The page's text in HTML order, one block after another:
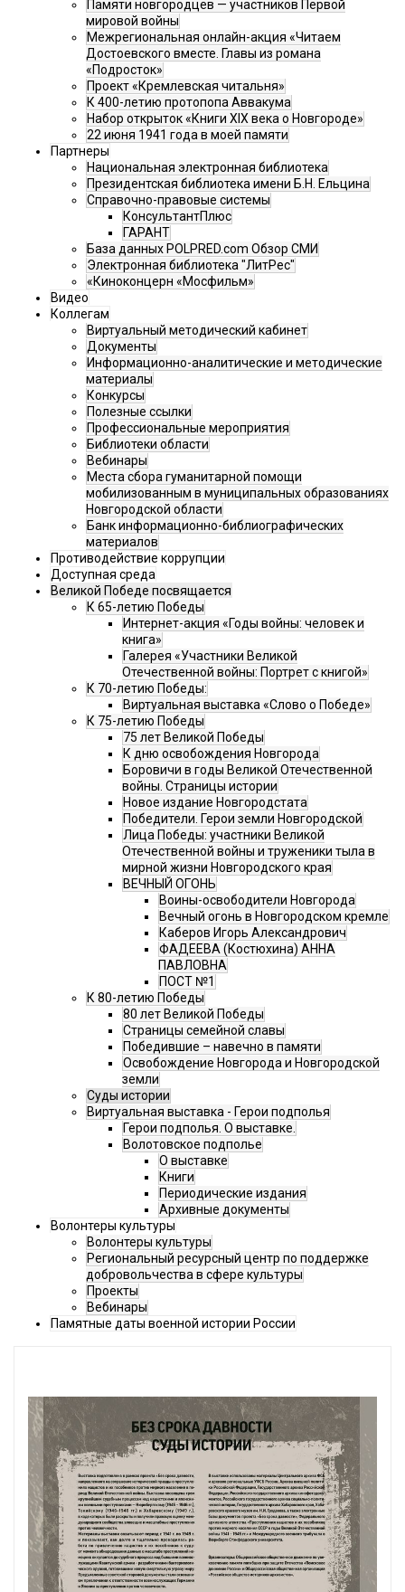
Памяти новгородцев — участников Первой
мировой войны
Межрегиональная онлайн-акция «Читаем
Достоевского вместе. Главы из романа
«Подросток»
Проект «Кремлевская читальня»
К 400-летию протопопа Аввакума
Набор открыток «Книги XIX века о Новгороде»
22 июня 1941 года в моей памяти
Партнеры
Национальная электронная библиотека
Президентская библиотека имени Б.Н. Ельцина
Справочно-правовые системы
КонсультантПлюс
ГАРАНТ
База данных POLPRED.com Обзор СМИ
Электронная библиотека "ЛитРес"
«Киноконцерн «Мосфильм»
Видео
Коллегам
Виртуальный методический кабинет
Документы
Информационно-аналитические и методические
материалы
Конкурсы
Полезные ссылки
Профессиональные мероприятия
Библиотеки области
Вебинары
Места сбора гуманитарной помощи
мобилизованным в муниципальных образованиях
Новгородской области
Банк информационно-библиографических
материалов
Противодействие коррупции
Доступная среда
Великой Победе посвящается
К 65-летию Победы
Интернет-акция «Годы войны: человек и
книга»
Галерея «Участники Великой
Отечественной войны: Портрет с книгой»
К 70-летию Победы:
Виртуальная выставка «Слово о Победе»
К 75-летию Победы
75 лет Великой Победы
К дню освобождения Новгорода
Боровичи в годы Великой Отечественной
войны. Страницы истории
Новое издание Новгородстата
Победители. Герои земли Новгородской
Лица Победы: участники Великой
Отечественной войны и труженики тыла в
мирной жизни Новгородского края
ВЕЧНЫЙ ОГОНЬ
Воины-освободители Новгорода
Вечный огонь в Новгородском кремле
Каберов Игорь Александрович
ФАДЕЕВА (Костюхина) АННА
ПАВЛОВНА
ПОСТ №1
К 80-летию Победы
80 лет Великой Победы
Страницы семейной славы
Победившие – навечно в памяти
Освобождение Новгорода и Новгородской
земли
Суды истории
Виртуальная выставка - Герои подполья
Герои подполья. О выставке.
Волотовское подполье
О выставке
Книги
Периодические издания
Архивные документы
Волонтеры культуры
Волонтеры культуры
Региональный ресурсный центр по поддержке
добровольчества в сфере культуры
Проекты
Вебинары
Памятные даты военной истории России